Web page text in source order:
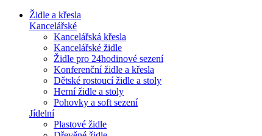
Židle a křesla
Kancelářské
Kancelářská křesla
Kancelářské židle
Židle pro 24hodinové sezení
Konferenční židle a křesla
Dětské rostoucí židle a stoly
Herní židle a stoly
Pohovky a soft sezení
Jídelní
Plastové židle